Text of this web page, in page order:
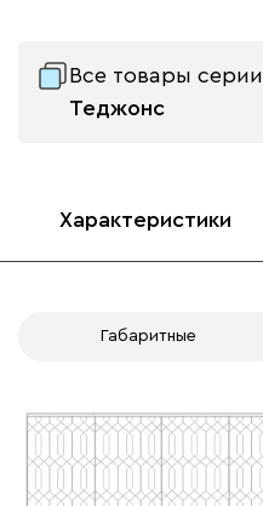
Все товары серии
Теджонс
Характеристики
Габаритные